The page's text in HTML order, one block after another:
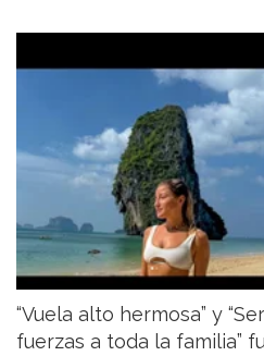
“Vuela alto hermosa” y
fuerzas a toda la familia”